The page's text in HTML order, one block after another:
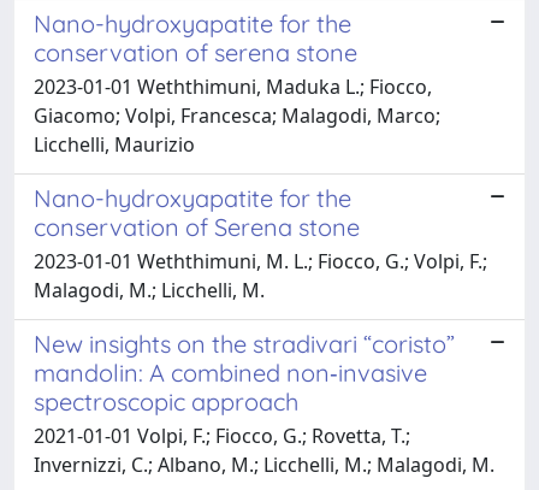
Nano-hydroxyapatite for the
conservation of serena stone
2023-01-01 Weththimuni, Maduka L.; Fiocco,
Giacomo; Volpi, Francesca; Malagodi, Marco;
Licchelli, Maurizio
Nano-hydroxyapatite for the
conservation of Serena stone
2023-01-01 Weththimuni, M. L.; Fiocco, G.; Volpi, F.;
Malagodi, M.; Licchelli, M.
New insights on the stradivari “coristo”
mandolin: A combined non‐invasive
spectroscopic approach
2021-01-01 Volpi, F.; Fiocco, G.; Rovetta, T.;
Invernizzi, C.; Albano, M.; Licchelli, M.; Malagodi, M.